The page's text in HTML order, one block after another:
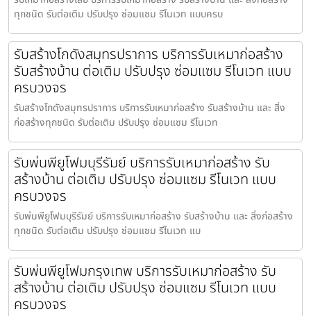
ทุกชนิด รับต่อเติม ปรับปรุง ซ่อมแซม รีโนเวท แบบครบ
รับสร้างโกดังสมุทรปราการ บริการรับเหมาก่อสร้าง
รับสร้างบ้าน ต่อเติม ปรับปรุง ซ่อมแซม รีโนเวท แบบ
ครบวงจร
รับสร้างโกดังสมุทรปราการ บริการรับเหมาก่อสร้าง รับสร้างบ้าน และ สิ่ง
ก่อสร้างทุกชนิด รับต่อเติม ปรับปรุง ซ่อมแซม รีโนเวท
รับพ่นพียูโฟมบุรีรัมย์ บริการรับเหมาก่อสร้าง รับ
สร้างบ้าน ต่อเติม ปรับปรุง ซ่อมแซม รีโนเวท แบบ
ครบวงจร
รับพ่นพียูโฟมบุรีรัมย์ บริการรับเหมาก่อสร้าง รับสร้างบ้าน และ สิ่งก่อสร้าง
ทุกชนิด รับต่อเติม ปรับปรุง ซ่อมแซม รีโนเวท แบ
รับพ่นพียูโฟมกรุงเทพ บริการรับเหมาก่อสร้าง รับ
สร้างบ้าน ต่อเติม ปรับปรุง ซ่อมแซม รีโนเวท แบบ
ครบวงจร